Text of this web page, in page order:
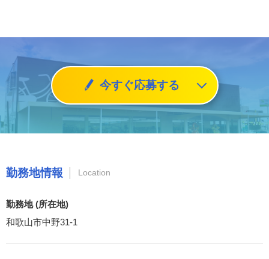
今すぐ応募する
勤務地情報 Location
勤務地 (所在地)
和歌山市中野31-1